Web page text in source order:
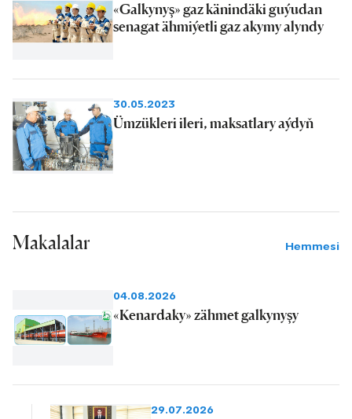
«Galkynyş» gaz känindäki guýudan
senagat ähmiýetli gaz akymy alyndy
30.05.2023
Ümzükleri ileri, maksatlary aýdyň
Makalalar Hemmesi
04.08.2026
«Kenardaky» zähmet galkynyşy
29.07.2026